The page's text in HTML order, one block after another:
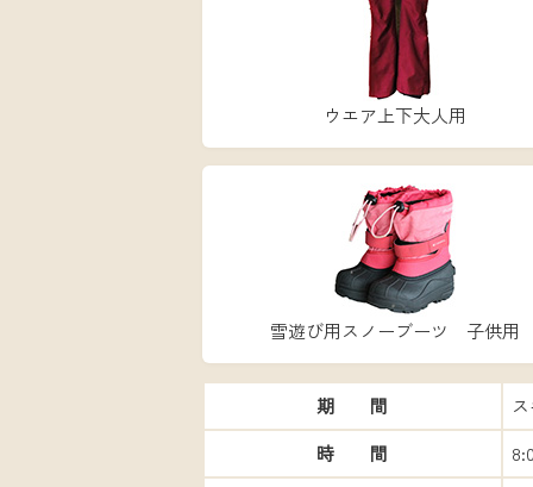
ウエア上下大人用
雪遊び用スノーブーツ 子供用
期 間
時 間